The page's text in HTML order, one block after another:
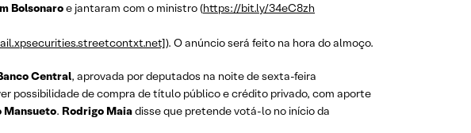
Bolsonaroe jantaram com o ministro (https://bit.ly/34eC8zh
). O anúncio será feito na hora do almoço.
Central, aprovada por deputados na noite de sexta-feira
possibilidade de compra de título público e crédito privado, com aporte
Mansueto. Rodrigo Maiadisse que pretende votá-lo no início da